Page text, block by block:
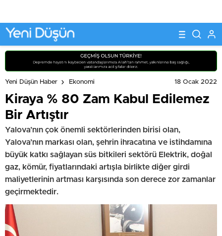
Yeni Düşün Haber Ekonomi 18 Ocak 2022
Kiraya % 80 Zam Kabul Edilemez
Bir Artıştır
Yalova’nın çok önemli sektörlerinden birisi olan,
Yalova’nın markası olan, şehrin ihracatına ve istihdamına
büyük katkı sağlayan süs bitkileri sektörü Elektrik, doğal
gaz, kömür, fiyatlarındaki artışla birlikte diğer girdi
maliyetlerinin artması karşısında son derece zor zamanlar
geçirmektedir.